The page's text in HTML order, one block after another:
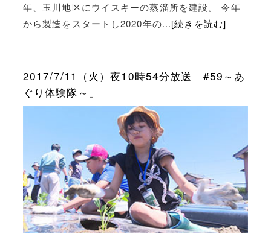
年、玉川地区にウイスキーの蒸溜所を建設。 今年
から製造をスタートし2020年の...[続きを読む]
2017/7/11（火）夜10時54分放送「#59～あ
ぐり体験隊～」